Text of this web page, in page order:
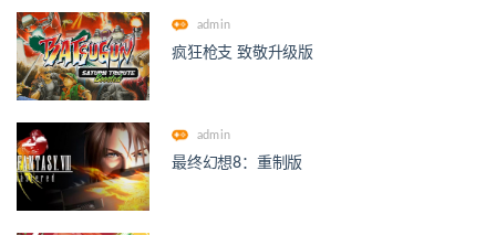
admin
疯狂枪支 致敬升级版
admin
最终幻想8：重制版